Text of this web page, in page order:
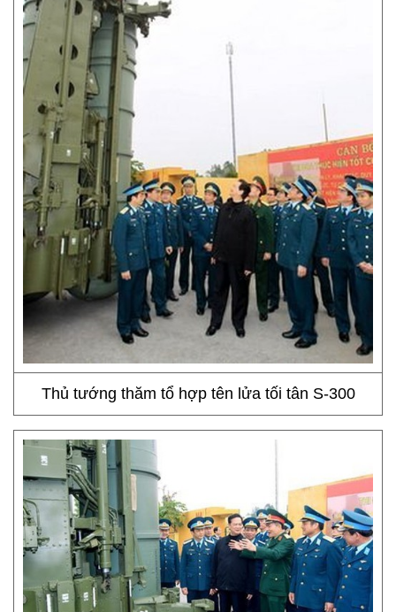
Thủ tướng thăm tổ hợp tên lửa tối tân S-300